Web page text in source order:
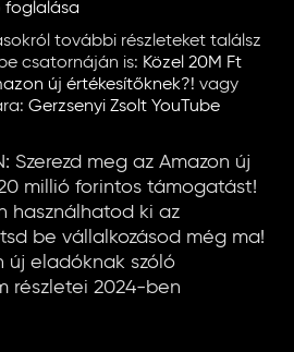
foglalása
további részleteket találsz
csatornáján is: Közel 20M Ft
új értékesítőknek?! vagy
Gerzsenyi Zsolt YouTube
Szerezd meg az Amazon új
millió forintos támogatást!
használhatod ki az
be vállalkozásod még ma!
új eladóknak szóló
részletei 2024-ben